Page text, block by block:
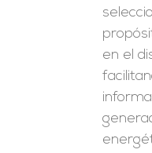
en el